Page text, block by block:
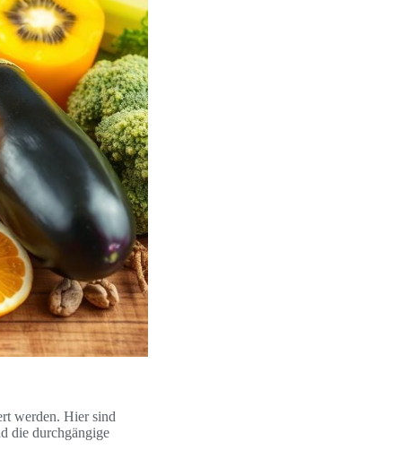
werden. Hier sind
die durchgängige